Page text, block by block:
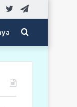
Twitter
Facebook
Arama
yap